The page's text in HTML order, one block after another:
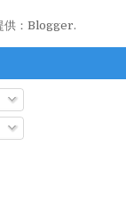
： Blogger.